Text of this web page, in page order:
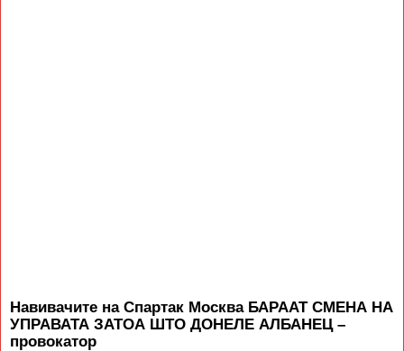
Навивачите на Спартак Москва БАРААТ СМЕНА НА
УПРАВАТА ЗАТОА ШТО ДОНЕЛЕ АЛБАНЕЦ –
провокатор